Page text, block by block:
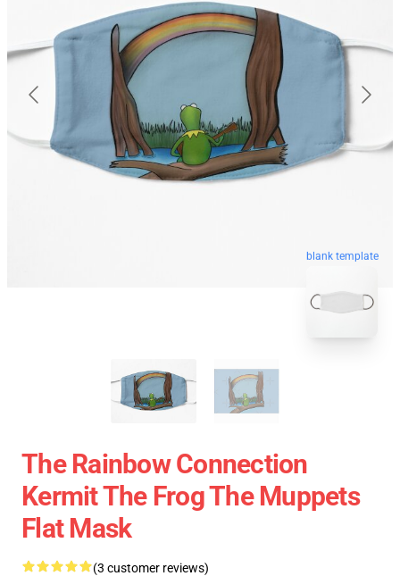
blank template
The Rainbow Connection
Kermit The Frog The Muppets
Flat Mask
(3 customer reviews)